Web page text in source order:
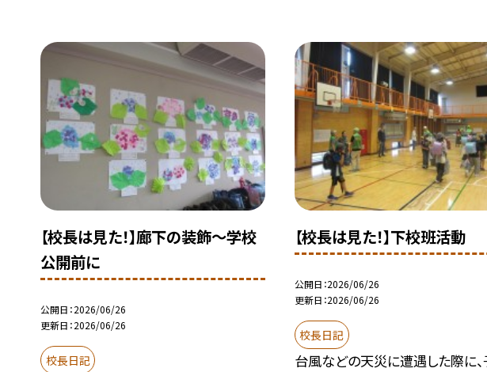
【校長は見た！】廊下の装飾～学校
公開前に
公開日 2026/06/26
更新日 2026/06/26
校長日記
【校長は見た！】下校班活動
公開日 2026/06/26
更新日 2026/06/26
校長日記
台風などの天災に遭遇した際に